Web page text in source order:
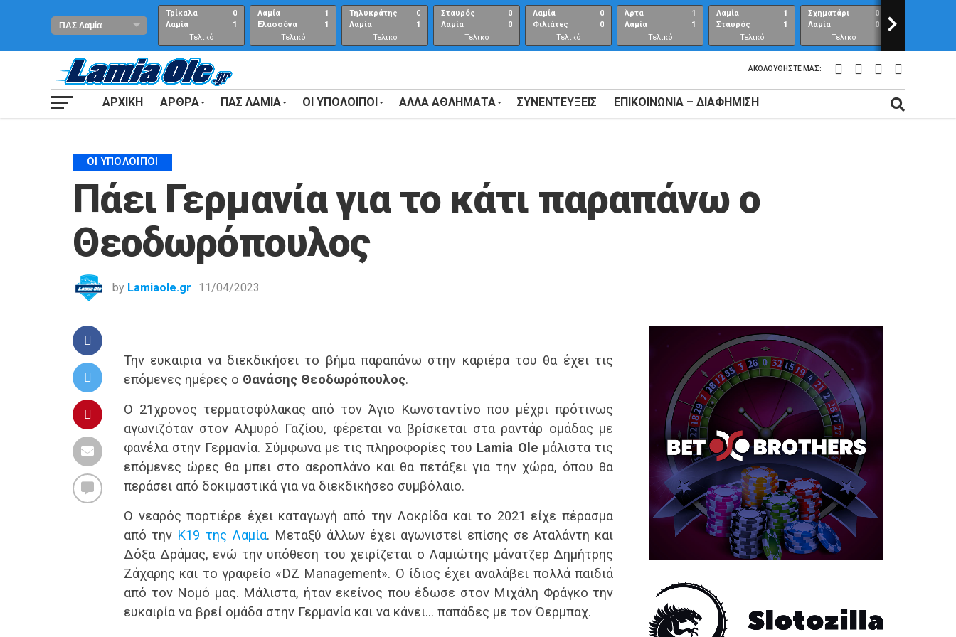
Τρίκαλα
Λαμία
0
1
Τελικό
αποτέλεσμα
Λαμία
Ελασσόνα
1
1
Τελικό
Αποτέλεσμα
Τηλυκράτης
Λαμία
0
1
Τελικό
αποτέλεσμα
Σταυρός
Λαμία
0
0
Τελικό
αποτέλεσμα
Λαμία
Φιλιάτες
0
0
Τελικό
Αποτέλεσμα
Άρτα
Λαμία
1
1
Τελικό
αποτέλεσμα
Λαμία
Σταυρός
1
1
Τελικό
αποτέλεσμα
Σχηματάρι
Λαμία
0
0
Τελικό
αποτέλεσμα
>
ΑΚΟΛΟΥΘΉΣΤΕ ΜΑΣ:
ΑΡΧΙΚΗ ΑΡΘΡΑ ΠΑΣ ΛΑΜΙΑ ΟΙ ΥΠΟΛΟΙΠΟΙ ΑΛΛΑ ΑΘΛΗΜΑΤΑ ΣΥΝΕΝΤΕΎΞΕΙΣ ΕΠΙΚΟΙΝΩΝΊΑ – ΔΙΑΦΉΜΙΣΗ
ΟΙ ΥΠΌΛΟΙΠΟΙ
Πάει Γερμανία για το κάτι παραπάνω ο
Θεοδωρόπουλος
by Lamiaole.gr 11/04/2023
Την ευκαιρια να διεκδικήσει το βήμα παραπάνω στην καριέρα του θα έχει τις
επόμενες ημέρες ο Θανάσης Θεοδωρόπουλος.
Ο 21χρονος τερματοφύλακας από τον Άγιο Κωνσταντίνο που μέχρι πρότινως
αγωνιζόταν στον Αλμυρό Γαζίου, φέρεται να βρίσκεται στα ραντάρ ομάδας με
φανέλα στην Γερμανία. Σύμφωνα με τις πληροφορίες του Lamia Ole μάλιστα τις
επόμενες ώρες θα μπει στο αεροπλάνο και θα πετάξει για την χώρα, όπου θα
περάσει από δοκιμαστικά για να διεκδικήσεο συμβόλαιο.
Ο νεαρός πορτιέρε έχει καταγωγή από την Λοκρίδα και το 2021 είχε πέρασμα
από την Κ19 της Λαμία. Μεταξύ άλλων έχει αγωνιστεί επίσης σε Αταλάντη και
Δόξα Δράμας, ενώ την υπόθεση του χειρίζεται ο Λαμιώτης μάνατζερ Δημήτρης
Ζάχαρης και το γραφείο «DZ Management». Ο ίδιος έχει αναλάβει πολλά παιδιά
από τον Νομό μας. Μάλιστα, ήταν εκείνος που έδωσε στον Μιχάλη Φράγκο την
ευκαιρία να βρεί ομάδα στην Γερμανία και να κάνει… παπάδες με τον Όερμπαχ.